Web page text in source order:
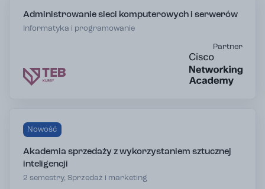
Administrowanie sieci komputerowych i serwerów
Informatyka i programowanie
Partner
Nowość
Akademia sprzedaży z wykorzystaniem sztucznej
inteligencji
2 semestry, Sprzedaż i marketing